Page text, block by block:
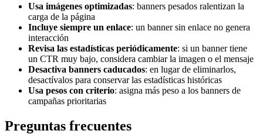
Usa imágenes optimizadas: banners pesados ralentizan la
carga de la página
Incluye siempre un enlace: un banner sin enlace no genera
interacción
Revisa las estadísticas periódicamente: si un banner tiene
un CTR muy bajo, considera cambiar la imagen o el mensaje
Desactiva banners caducados: en lugar de eliminarlos,
desactívalos para conservar las estadísticas históricas
Usa pesos con criterio: asigna más peso a los banners de
campañas prioritarias
Preguntas frecuentes